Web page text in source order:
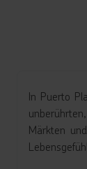
In Puerto
Märkten